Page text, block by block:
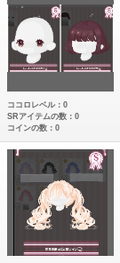
ココロレベル：0
SRアイテムの数：0
コインの数：0